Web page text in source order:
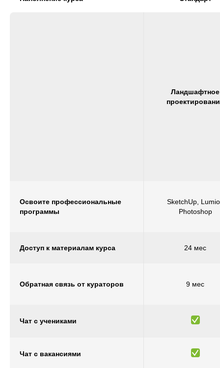
Ландшафтное
Освоите профессиональные
программы
SketchUp,
Photoshop
Доступ к материалам курса 24 мес
Обратная связь от кураторов 9 мес
Чат с учениками
Чат с вакансиями